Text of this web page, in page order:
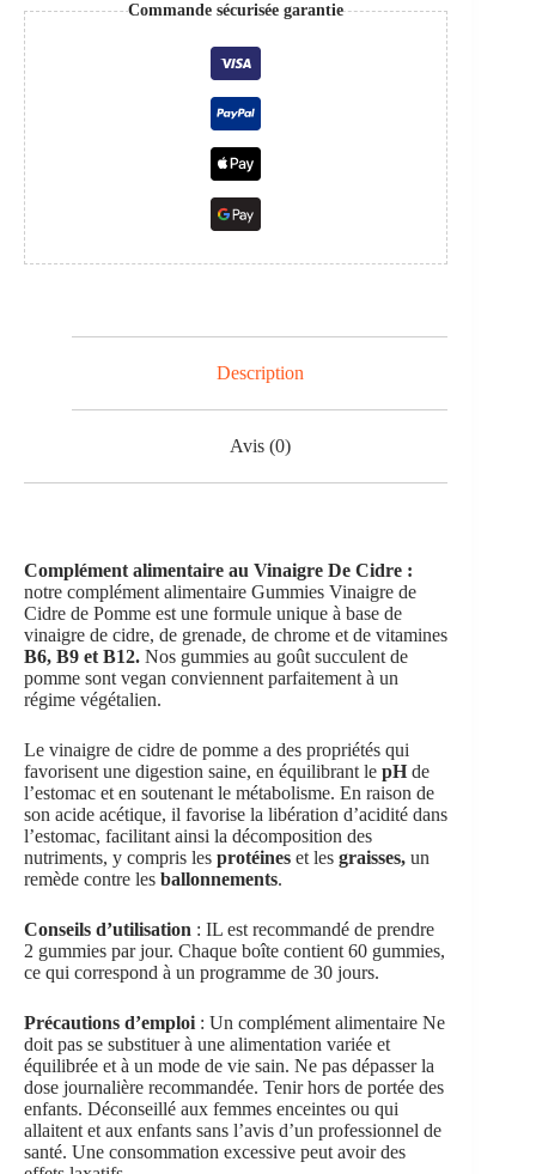
24,99 €.
15,00 €.Commande sécurisée garantie
Description
Avis (0)
Complément alimentaire au Vinaigre De Cidre :
notre complément alimentaire Gummies Vinaigre de
Cidre de Pomme est une formule unique à base de
vinaigre de cidre, de grenade, de chrome et de vitamines
B6, B9 et B12. Nos gummies au goût succulent de
pomme sont vegan conviennent parfaitement à un
régime végétalien.
Le vinaigre de cidre de pomme a des propriétés qui
favorisent une digestion saine, en équilibrant le pH de
l’estomac et en soutenant le métabolisme. En raison de
son acide acétique, il favorise la libération d’acidité dans
l’estomac, facilitant ainsi la décomposition des
nutriments, y compris les protéines et les graisses, un
remède contre les ballonnements.
Conseils d’utilisation : IL est recommandé de prendre
2 gummies par jour. Chaque boîte contient 60 gummies,
ce qui correspond à un programme de 30 jours.
Précautions d’emploi : Un complément alimentaire Ne
doit pas se substituer à une alimentation variée et
équilibrée et à un mode de vie sain. Ne pas dépasser la
dose journalière recommandée. Tenir hors de portée des
enfants. Déconseillé aux femmes enceintes ou qui
allaitent et aux enfants sans l’avis d’un professionnel de
santé. Une consommation excessive peut avoir des